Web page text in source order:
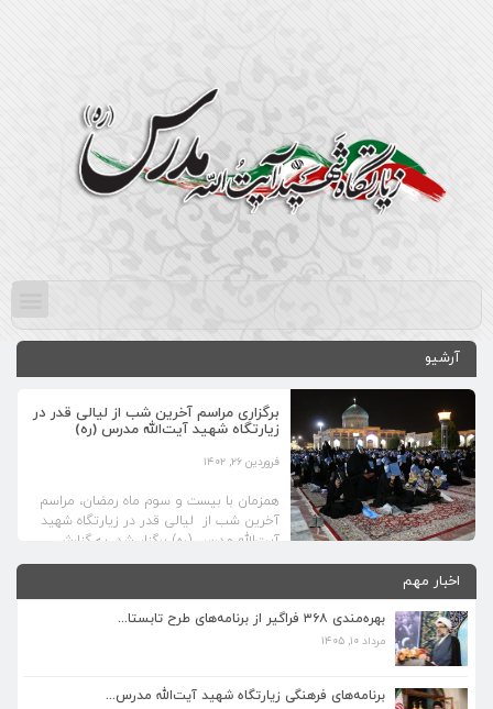
آرشیو
برگزاری مراسم آخرین شب از لیالی قدر در
زیارتگاه شهید آیت‌الله مدرس (ره)
فروردین ۲۶, ۱۴۰۲
همزمان با بیست و سوم ماه رمضان، مراسم
آخرین شب از لیالی قدر در زیارتگاه شهید
آیت‌الله مدرس (ره) برگزار شد. به گزارش
روابط عمومی زیارتگاه ، ویژه برنامه احیای
حضور باشکوه مردم ولایتمدار شهرستان
کاشمر همراه با سخنرانی حجت الاسلام و
اخبار مهم
بهره‌مندی ۳۶۸ فراگیر از برنامه‌های طرح تابستا...
مرداد ۱۰, ۱۴۰۵
برنامه‌های فرهنگی زیارتگاه شهید آیت‌الله مدرس...